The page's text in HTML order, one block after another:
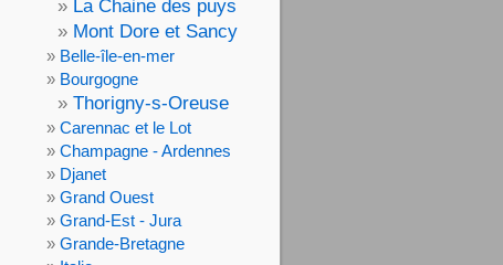
La Chaine des puys
Mont Dore et Sancy
Belle-île-en-mer
Bourgogne
Thorigny-s-Oreuse
Carennac et le Lot
Champagne - Ardennes
Djanet
Grand Ouest
Grand-Est - Jura
Grande-Bretagne